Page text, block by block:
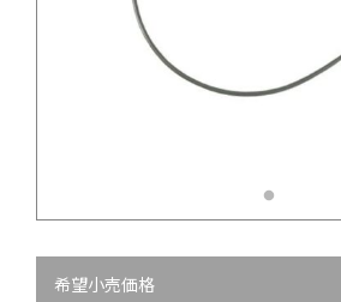
希望小売価格